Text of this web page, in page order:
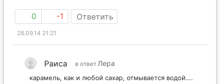
0 -1 Ответить
28.09.14 21:21
Раиса в ответ Лера
карамель, как и любой сахар, отмывается водой….